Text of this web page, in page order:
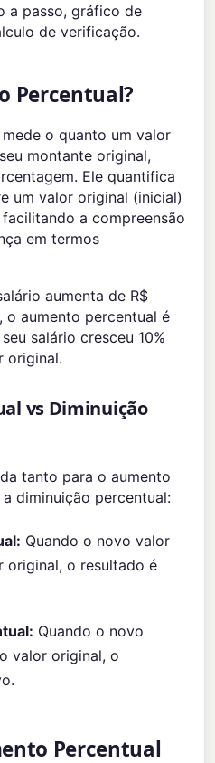
a passo, gráfico de
de verificação.
Percentual?
mede o quanto um valor
montante original,
Ele quantifica
um valor original (inicial)
a compreensão
em termos
aumenta de R$
o aumento percentual é
salário cresceu 10%
original.
vs Diminuição
tanto para o aumento
diminuição percentual:
Quando o novo valor
original, o resultado é
Quando o novo
valor original, o
Percentual